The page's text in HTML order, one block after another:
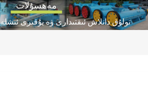
مەھسۇلات
تولۇق دانلاش ئىقتىدارى ۋە يۇقىرى